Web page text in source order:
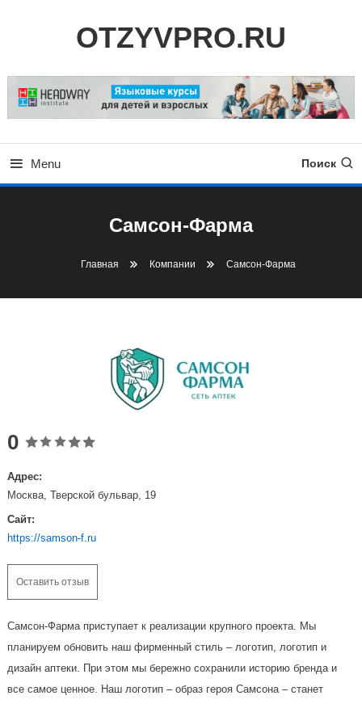
OTZYVPRO.RU
Menu Поиск
Самсон-Фарма
Главная Компании Самсон-Фарма
0
Адрес:
Москва, Тверской бульвар, 19
Сайт:
https://samson-f.ru
Оставить отзыв
Самсон-Фарма приступает к реализации крупного проекта. Мы
планируем обновить наш фирменный стиль – логотип, логотип и
дизайн аптеки. При этом мы бережно сохранили историю бренда и
все самое ценное. Наш логотип – образ героя Самсона – станет